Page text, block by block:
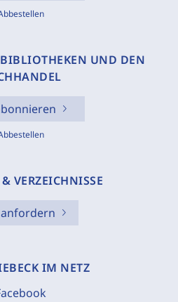
BIBLIOTHEKEN UND DEN
VERZEICHNISSE
anfordern
IM NETZ